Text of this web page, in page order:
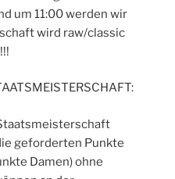
um 11:00 werden wir
wird raw/classic
geforderten Punkte
Damen) ohne